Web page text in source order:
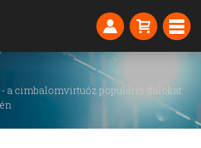
a cimbalomvirtuóz populáris dalokat